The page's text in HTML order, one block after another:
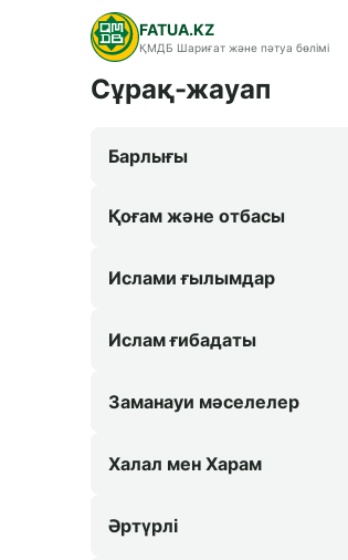
FATUA.KZ
ҚМДБ Шариғат және пәтуа бөлімі
Сұрақ-жауап
Барлығы
Қоғам және отбасы
Ислами ғылымдар
Ислам ғибадаты
Заманауи мәселелер
Халал мен Харам
Әртүрлі